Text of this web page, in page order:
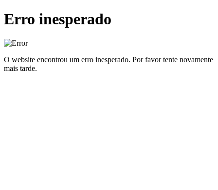
Erro inesperado
O website encontrou um erro inesperado. Por favor tente novamente
mais tarde.